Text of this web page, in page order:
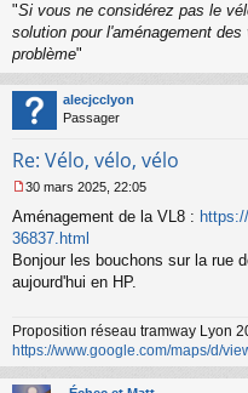
"Si vous ne considérez pas le
solution pour l'aménagement
problème"
alecjcclyon
Passager
Re: Vélo, vélo, vélo
e
s
s
a
g
n
o
n
l
30 mars 2025, 22:05
Aménagement de la VL8 :
36837.html
Bonjour les bouchons sur la rue
aujourd'hui en HP.
Proposition réseau tramway Lyon
https://www.google.com/maps/d/